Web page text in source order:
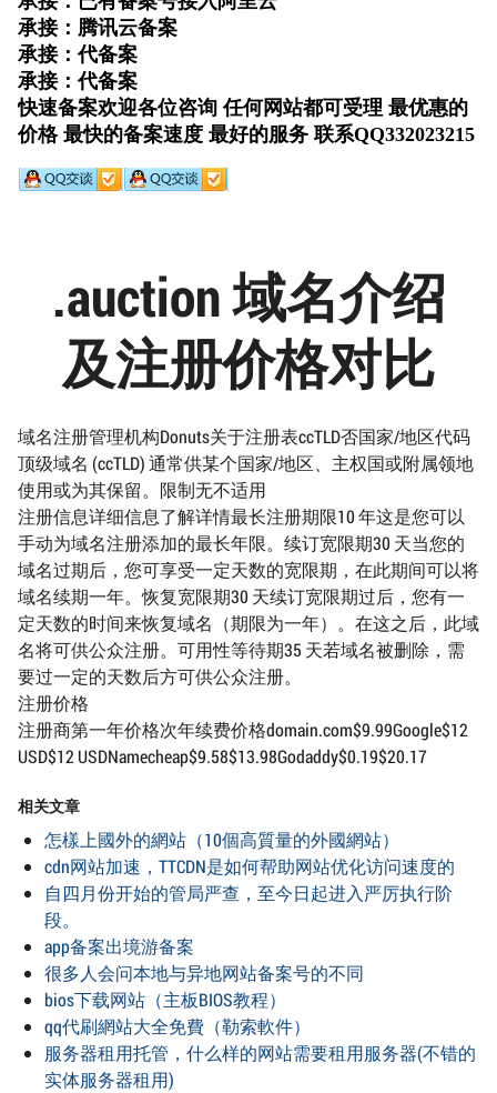
.auction 域名介绍
及注册价格对比
域名注册管理机构Donuts关于注册表ccTLD否国家/地区代码
顶级域名 (ccTLD) 通常供某个国家/地区、主权国或附属领地
使用或为其保留。限制无不适用
注册信息详细信息了解详情最长注册期限10 年这是您可以
手动为域名注册添加的最长年限。续订宽限期30 天当您的
域名过期后，您可享受一定天数的宽限期，在此期间可以将
域名续期一年。恢复宽限期30 天续订宽限期过后，您有一
定天数的时间来恢复域名（期限为一年）。在这之后，此域
名将可供公众注册。可用性等待期35 天若域名被删除，需
要过一定的天数后方可供公众注册。
注册价格
注册商第一年价格次年续费价格domain.com$9.99Google$12
USD$12 USDNamecheap$9.58$13.98Godaddy$0.19$20.17
相关文章
怎樣上國外的網站（10個高質量的外國網站）
cdn网站加速，TTCDN是如何帮助网站优化访问速度的
自四月份开始的管局严查，至今日起进入严厉执行阶
段。
app备案出境游备案
很多人会问本地与异地网站备案号的不同
bios下载网站（主板BIOS教程）
qq代刷網站大全免費（勒索軟件）
服务器租用托管，什么样的网站需要租用服务器(不错的
实体服务器租用)